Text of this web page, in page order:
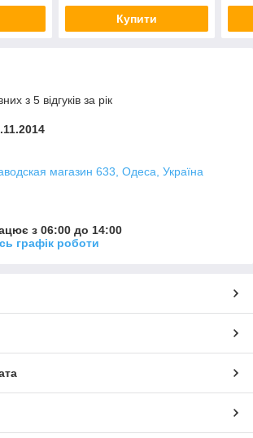
Купити
з 5 відгуків за рік
магазин 633, Одеса, Україна
з 06:00 до 14:00
графік роботи